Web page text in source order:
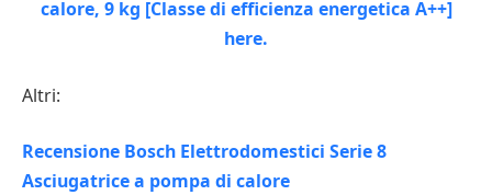
Altri:
Recensione Bosch Elettrodomestici Serie 8
Asciugatrice a pompa di calore